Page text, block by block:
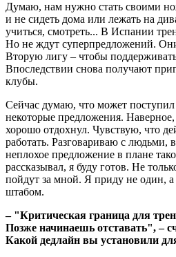
Думаю, нам нужно стать своими
и не сидеть дома или лежать на
учиться, смотреть... В Испании
Но не ждут суперпредложений.
Вторую лигу – чтобы
Впоследствии снова получают
клубы.
Сейчас думаю, что может
некоторые предложения.
хорошо отдохнул. Чувствую, что
работать. Разговариваю с людьми,
неплохое предложение в плане
рассказывал, я буду готов. Не
пойдут за мной. Я приду не один,
штабом.
– "Критическая граница для
Позже начинаешь отставать", –
Какой дедлайн вы установили